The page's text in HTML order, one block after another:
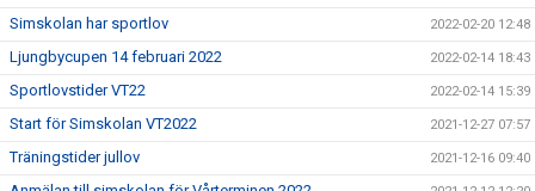
Simskolan har sportlov 2022-02-20 12:48
Ljungbycupen 14 februari 2022 2022-02-14 18:43
Sportlovstider VT22 2022-02-14 15:39
Start för Simskolan VT2022 2021-12-27 07:57
Träningstider jullov 2021-12-16 09:40